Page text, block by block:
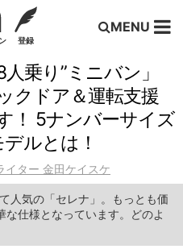
登録
MENU
乗り”ミニバン」
クドア＆運転支援
！ 5ナンバーサイズ
ルとは！
イター 金田ケイスケ
人気の「セレナ」。もっとも価
仕様となっています。どのよ